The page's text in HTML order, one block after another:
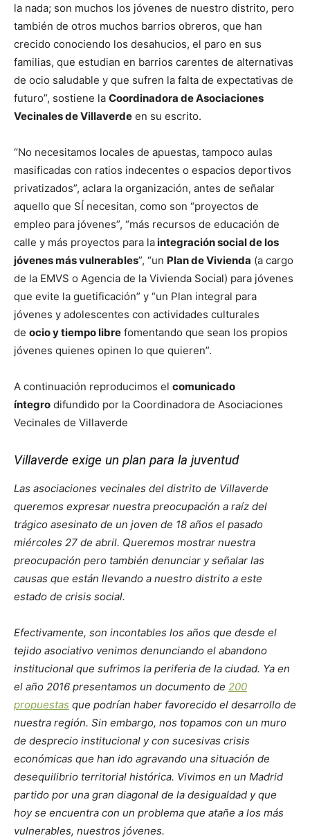
la nada; son muchos los jóvenes de nuestro distrito, pero
también de otros muchos barrios obreros, que han
crecido conociendo los desahucios, el paro en sus
familias, que estudian en barrios carentes de alternativas
de ocio saludable y que sufren la falta de expectativas de
futuro”, sostiene la Coordinadora de Asociaciones
Vecinales de Villaverde en su escrito.
“No necesitamos locales de apuestas, tampoco aulas
masificadas con ratios indecentes o espacios deportivos
privatizados”, aclara la organización, antes de señalar
aquello que SÍ necesitan, como son “proyectos de
empleo para jóvenes”, “más recursos de educación de
calle y más proyectos para laintegración social de los
jóvenes más vulnerables”, “un Plan de Vivienda (a cargo
de la EMVS o Agencia de la Vivienda Social) para jóvenes
que evite la guetificación” y “un Plan integral para
jóvenes y adolescentes con actividades culturales
de ocio y tiempo libre fomentando que sean los propios
jóvenes quienes opinen lo que quieren”.
A continuación reproducimos el comunicado
íntegro difundido por la Coordinadora de Asociaciones
Vecinales de Villaverde
Villaverde exige un plan para la juventud
Las asociaciones vecinales del distrito de Villaverde
queremos expresar nuestra preocupación a raíz del
trágico asesinato de un joven de 18 años el pasado
miércoles 27 de abril. Queremos mostrar nuestra
preocupación pero también denunciar y señalar las
causas que están llevando a nuestro distrito a este
estado de crisis social.
Efectivamente, son incontables los años que desde el
tejido asociativo venimos denunciando el abandono
institucional que sufrimos la periferia de la ciudad. Ya en
el año 2016 presentamos un documento de 200
propuestas que podrían haber favorecido el desarrollo de
nuestra región. Sin embargo, nos topamos con un muro
de desprecio institucional y con sucesivas crisis
económicas que han ido agravando una situación de
desequilibrio territorial histórica. Vivimos en un Madrid
partido por una gran diagonal de la desigualdad y que
hoy se encuentra con un problema que atañe a los más
vulnerables, nuestros jóvenes.